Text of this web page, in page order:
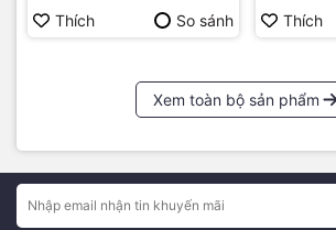
Thích So sánh Thích
Xem toàn bộ sản phẩm